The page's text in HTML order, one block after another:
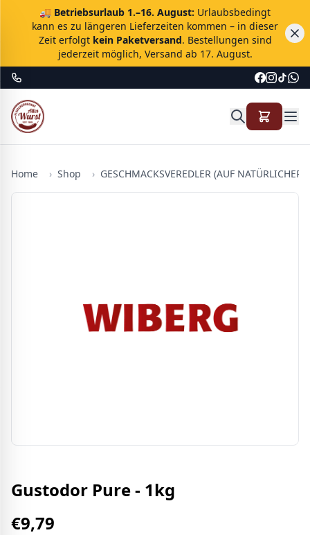
🚚 Betriebsurlaub 1.–16. August: Urlaubsbedingt
kann es zu längeren Lieferzeiten kommen – in dieser
Zeit erfolgt kein Paketversand. Bestellungen sind
jederzeit möglich, Versand ab 17. August.
Home › Shop › GESCHMACKSVEREDLER (AUF NATÜRLICHER
Gustodor Pure - 1kg
€9,79